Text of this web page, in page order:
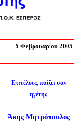
5 Φεβρουαρίου 2005
Επιτέλους, παίζει σαν
ηγέτης
Άκης Μητρόπουλος